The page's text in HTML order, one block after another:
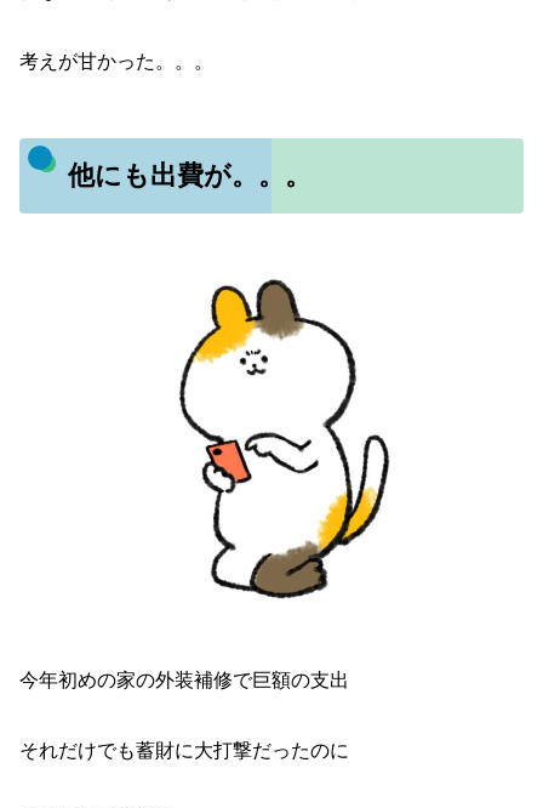
考えが甘かった。。。
他にも出費が。。。
今年初めの家の外装補修で巨額の支出
それだけでも蓄財に大打撃だったのに